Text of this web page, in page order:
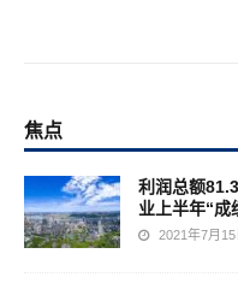
焦点
利润总额
业上半年“成
2021年7月